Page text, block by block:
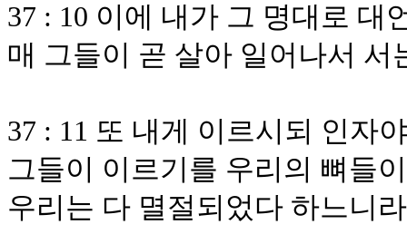
37 : 10 이에 내가 그 명대로
매 그들이 곧 살아 일어나서 서
37 : 11 또 내게 이르시되 인자
그들이 이르기를 우리의 뼈들
우리는 다 멸절되었다 하느니라